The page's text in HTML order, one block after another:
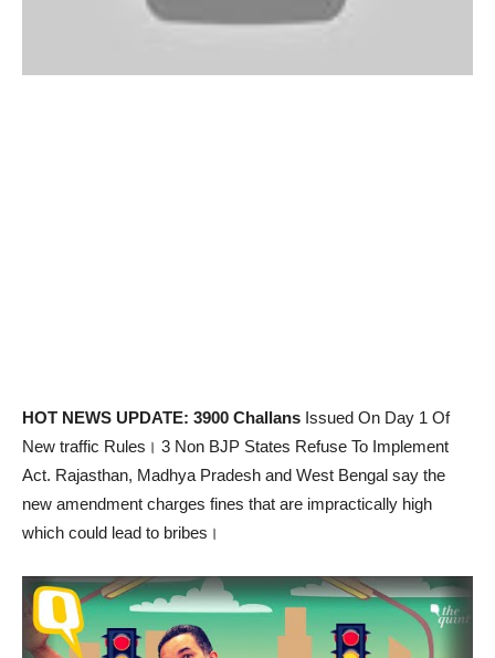
HOT NEWS UPDATE: 3900 Challans Issued On Day 1 Of
New traffic Rules। 3 Non BJP States Refuse To Implement
Act. Rajasthan, Madhya Pradesh and West Bengal say the
new amendment charges fines that are impractically high
which could lead to bribes।